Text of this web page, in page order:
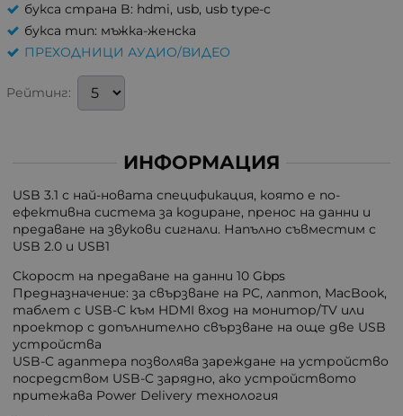
букса страна B: hdmi, usb, usb type-c
букса тип: мъжка-женска
ПРЕХОДНИЦИ АУДИО/ВИДЕО
Рейтинг:
ИНФОРМАЦИЯ
USB 3.1 с най-новата спецификация, която е по-
ефективна система за кодиране, пренос на данни и
предаване на звукови сигнали. Напълно съвместим с
USB 2.0 и USB1
Скорост на предаване на данни 10 Gbps
Предназначение: за свързване на PC, лаптоп, MacBook,
таблет с USB-C към HDMI вход на монитор/TV или
проектор с допълнително свързване на още две USB
устройства
USB-C адаптера позволява зареждане на устройство
посредством USB-C зарядно, ако устройството
притежава Power Delivery технология